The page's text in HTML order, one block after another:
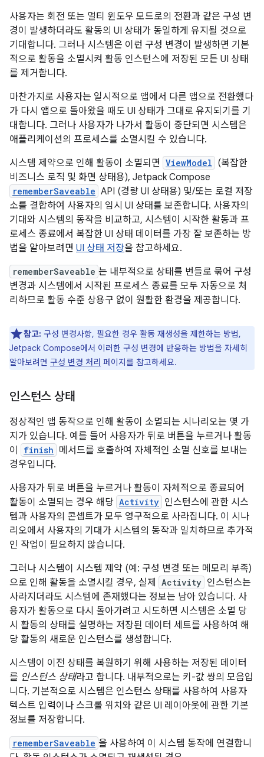
사용자는 회전 또는 멀티 윈도우 모드로의 전환과 같은 구성 변
경이 발생하더라도 활동의 UI 상태가 동일하게 유지될 것으로
기대합니다. 그러나 시스템은 이런 구성 변경이 발생하면 기본
적으로 활동을 소멸시켜 활동 인스턴스에 저장된 모든 UI 상태
를 제거합니다.
마찬가지로 사용자는 일시적으로 앱에서 다른 앱으로 전환했다
가 다시 앱으로 돌아왔을 때도 UI 상태가 그대로 유지되기를 기
대합니다. 그러나 사용자가 나가서 활동이 중단되면 시스템은
애플리케이션의 프로세스를 소멸시킬 수 있습니다.
시스템 제약으로 인해 활동이 소멸되면 ViewModel (복잡한
비즈니스 로직 및 화면 상태용), Jetpack Compose
rememberSaveable API (경량 UI 상태용) 및/또는 로컬 저장
소를 결합하여 사용자의 임시 UI 상태를 보존합니다. 사용자의
기대와 시스템의 동작을 비교하고, 시스템이 시작한 활동과 프
로세스 종료에서 복잡한 UI 상태 데이터를 가장 잘 보존하는 방
법을 알아보려면 UI 상태 저장을 참고하세요.
rememberSaveable 는 내부적으로 상태를 번들로 묶어 구성
변경과 시스템에서 시작된 프로세스 종료를 모두 자동으로 처
리하므로 활동 수준 상용구 없이 원활한 환경을 제공합니다.
참고: 구성 변경사항, 필요한 경우 활동 재생성을 제한하는 방법,
Jetpack Compose에서 이러한 구성 변경에 반응하는 방법을 자세히
알아보려면 구성 변경 처리 페이지를 참고하세요.
인스턴스 상태
정상적인 앱 동작으로 인해 활동이 소멸되는 시나리오는 몇 가
지가 있습니다. 예를 들어 사용자가 뒤로 버튼을 누르거나 활동
이
finish 메서드를 호출하여 자체적인 소멸 신호를 보내는
경우입니다.
사용자가 뒤로 버튼을 누르거나 활동이 자체적으로 종료되어
활동이 소멸되는 경우 해당 Activity 인스턴스에 관한 시스
템과 사용자의 콘셉트가 모두 영구적으로 사라집니다. 이 시나
리오에서 사용자의 기대가 시스템의 동작과 일치하므로 추가적
인 작업이 필요하지 않습니다.
그러나 시스템이 시스템 제약 (예: 구성 변경 또는 메모리 부족)
으로 인해 활동을 소멸시킬 경우, 실제
Activity 인스턴스는
사라지더라도 시스템에 존재했다는 정보는 남아 있습니다. 사
용자가 활동으로 다시 돌아가려고 시도하면 시스템은 소멸 당
시 활동의 상태를 설명하는 저장된 데이터 세트를 사용하여 해
당 활동의 새로운 인스턴스를 생성합니다.
시스템이 이전 상태를 복원하기 위해 사용하는 저장된 데이터
를 인스턴스 상태라고 합니다. 내부적으로는 키-값 쌍의 모음입
니다. 기본적으로 시스템은 인스턴스 상태를 사용하여 사용자
텍스트 입력이나 스크롤 위치와 같은 UI 레이아웃에 관한 기본
정보를 저장합니다.
rememberSaveable 을 사용하여 이 시스템 동작에 연결합니